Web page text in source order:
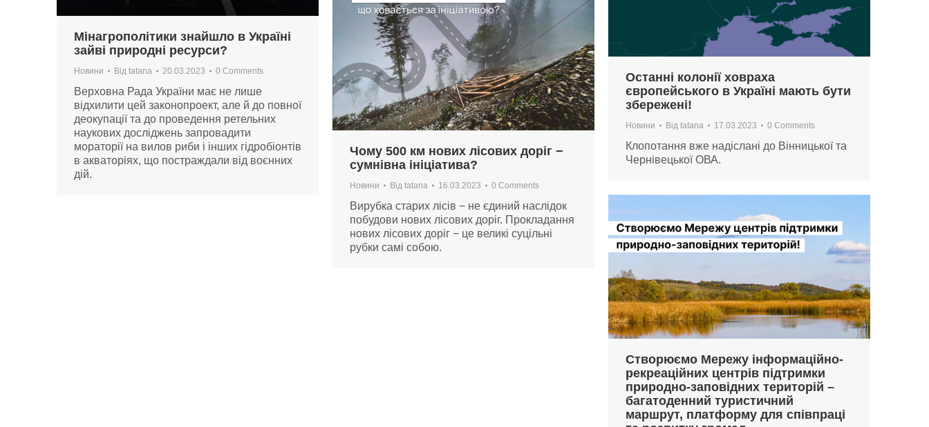
Мінагрополітики знайшло в Україні
зайві природні ресурси?
Новини Від tatana 20.03.2023 0 Comments
Верховна Рада України має не лише
відхилити цей законопроект, але й до повної
деокупації та до проведення ретельних
наукових досліджень запровадити
мораторії на вилов риби і інших гідробіонтів
в акваторіях, що постраждали від воєнних
дій.
Останні колонії ховраха
європейського в Україні мають бути
збережені!
Новини Від tatana 17.03.2023 0 Comments
Клопотання вже надіслані до Вінницької та
Чернівецької ОВА.
Чому 500 км нових лісових доріг −
сумнівна ініціатива?
Новини Від tatana 16.03.2023 0 Comments
Вирубка старих лісів − не єдиний наслідок
побудови нових лісових доріг. Прокладання
нових лісових доріг − це великі суцільні
рубки самі собою.
Створюємо Мережу інформаційно-
рекреаційних центрів підтримки
природно-заповідних територій –
багатоденний туристичний
маршрут, платформу для співпраці